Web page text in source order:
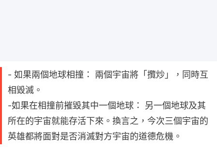
- 如果兩個地球相撞： 兩個宇宙將「攬炒」，同時互
相毀滅。
-如果在相撞前摧毀其中一個地球： 另一個地球及其
所在的宇宙就能存活下來。換言之，今次三個宇宙的
英雄都將面對是否消滅對方宇宙的道德危機。